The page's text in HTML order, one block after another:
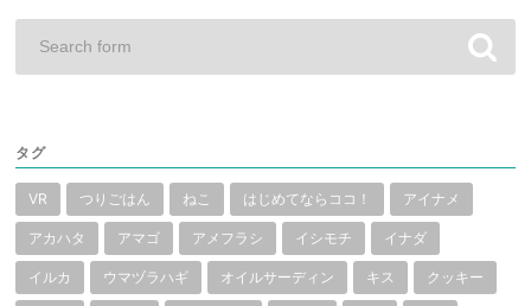
タグ
VR つりごはん ねこ はじめてならココ！ アイナメ
アカハタ アマゴ アメフラシ イシモチ イナダ
イルカ ウマヅラハギ オイルサーディン キス クッキー